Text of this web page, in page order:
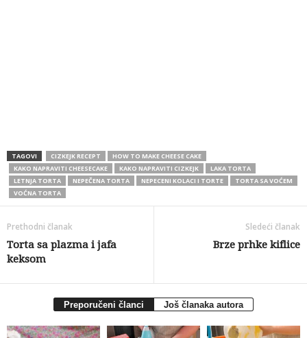
TAGOVI CIZKEJK RECEPT
HOW TO MAKE CHEESE CAKE
KAKO NAPRAVITI CHEESECAKE
KAKO NAPRAVITI CIZKEJK
LAKA TORTA
LETNJA TORTA
NEPEČENA TORTA NEPECENI KOLACI I TORTE
TORTA SA VOĆEM
VOĆNA TORTA
Prethodni članak
Torta sa plazma i jafa
keksom
Sledeći članak
Brze prhke kiflice
Preporučeni članci Još članaka autora